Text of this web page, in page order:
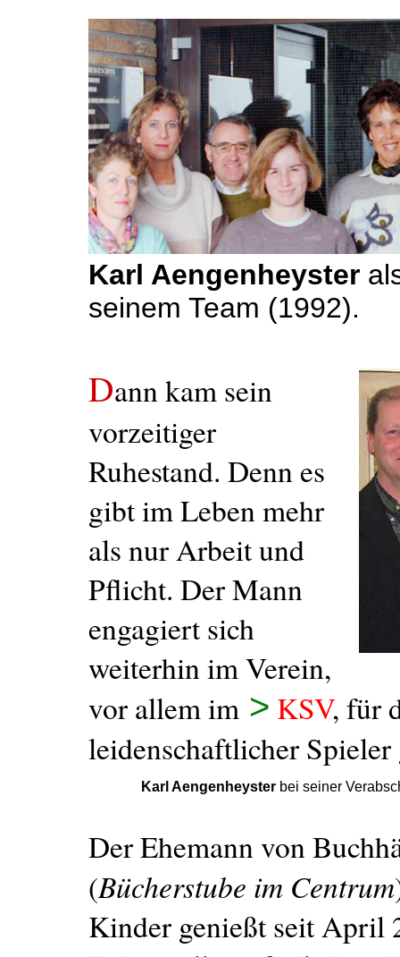
Karl Aengenheyster
seinem Team (1992).
Dann kam sein
vorzeitiger
Ruhestand. Denn es
gibt im Leben mehr
als nur Arbeit und
Pflicht. Der Mann
engagiert sich
weiterhin im Verein,
vor allem im > KSV, für
leidenschaftlicher Spieler
Karl Aengenheyster bei seiner
Der Ehemann von
(Bücherstube im Centrum
Kinder genießt seit April